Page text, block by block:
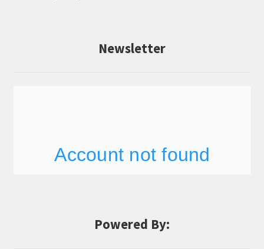
Newsletter
Powered By: